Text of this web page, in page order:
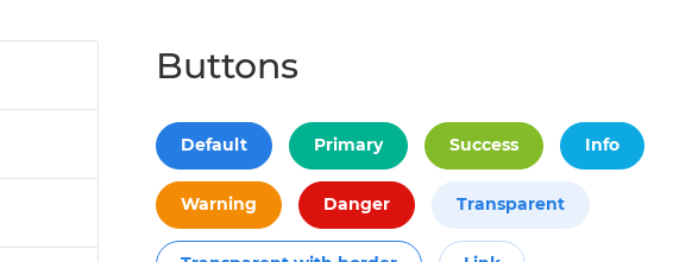
Buttons
Default Primary Success Info
Warning Danger Transparent